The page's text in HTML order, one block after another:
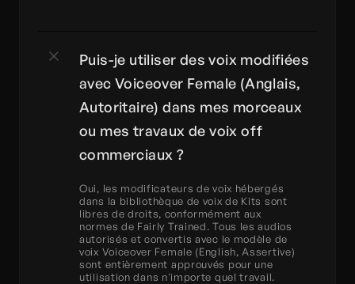
Puis-je utiliser des voix modifiées
avec Voiceover Female (Anglais,
Autoritaire) dans mes morceaux
ou mes travaux de voix off
commerciaux ?
Oui, les modificateurs de voix hébergés
dans la bibliothèque de voix de Kits sont
libres de droits, conformément aux
normes de Fairly Trained. Tous les audios
autorisés et convertis avec le modèle de
voix Voiceover Female (English, Assertive)
sont entièrement approuvés pour une
utilisation dans n'importe quel travail.